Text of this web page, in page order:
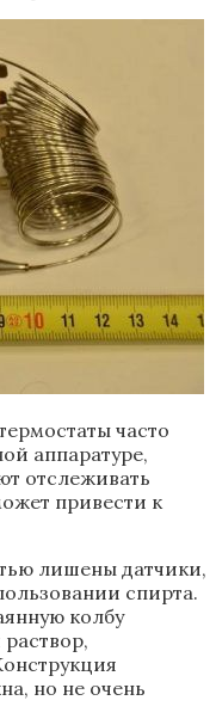
часто
аппаратуре,
отслеживать
привести к
лишены датчики,
спирта.
колбу
но не очень